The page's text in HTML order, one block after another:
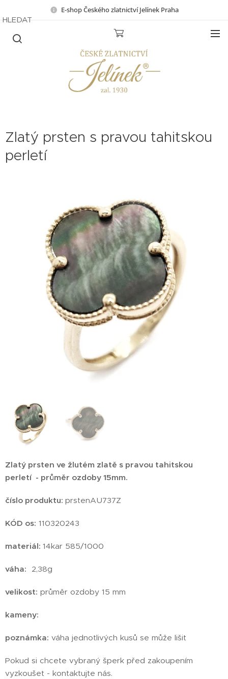
E-shop Českého zlatnictví Jelínek Praha
HLEDAT
Zlatý prsten s pravou tahitskou
perletí
Zlatý prsten ve žlutém zlatě s pravou tahitskou
perletí - průměr ozdoby 15mm.
číslo produktu: prstenAU737Z
KÓD os: 110320243
materiál: 14kar 585/1000
váha: 2,38g
velikost: průměr ozdoby 15 mm
kameny:
poznámka: váha jednotlivých kusů se může lišit
Pokud si chcete vybraný šperk před zakoupením
vyzkoušet - kontaktujte nás.